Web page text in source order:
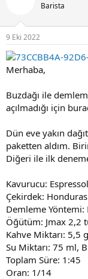
u
b
a
ş
a
a
n
ı
ç
i
h
Barista
9 Eki 2022
Merhaba,
Buzdağı ile
açılmadığı için
Dün eve yakın
paketten aldım.
Diğeri ile ilk
Kavurucu:
Çekirdek:
Demleme Yöntemi:
Öğütüm: Jmax 2,2
Kahve Miktarı: 5,5
Su Miktarı: 75 ml,
Toplam Süre: 1:45
Oran: 1/14